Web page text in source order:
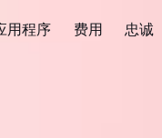
用程序 费用 忠诚